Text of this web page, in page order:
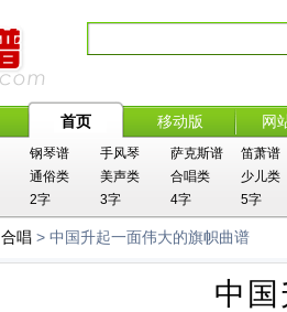
首页 移动版 网
钢琴谱 手风琴 萨克斯谱 笛萧谱
通俗类 美声类 合唱类
少儿类
2字 3字 4字 5字
合唱 > 中国升起一面伟大的旗帜曲谱
中